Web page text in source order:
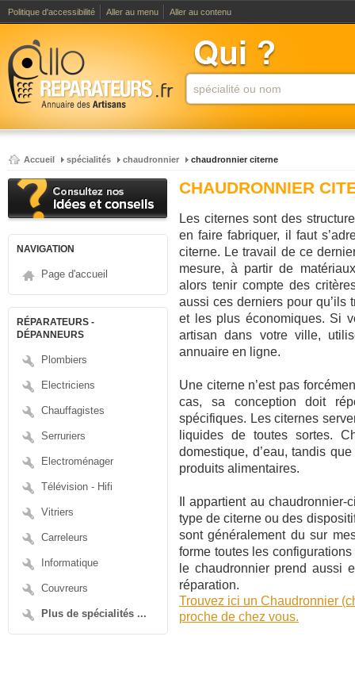
Politique d'accessibilité Aller au menu Aller au contenu
Accueil spécialités chaudronnier chaudronnier citerne
NAVIGATION
Page d'accueil
RÉPARATEURS -
DÉPANNEURS
Plombiers
Electriciens
Chauffagistes
Serruriers
Electroménager
Télévision - Hifi
Vitriers
Carreleurs
Informatique
Couvreurs
Plus de spécialités ...
CHAUDRONNIER
Les citernes sont des
en faire fabriquer, il faut
citerne. Le travail de ce
mesure, à partir de
alors tenir compte des
aussi ces derniers pour qu’ils
et les plus économiques. Si
artisan dans votre ville,
annuaire en ligne.
Une citerne n’est pas
cas, sa conception doit
spécifiques. Les citernes
liquides de toutes sortes.
domestique, d’eau, tandis
produits alimentaires.
Il appartient au
type de citerne ou des
sont généralement du sur
forme toutes les
le chaudronnier prend aussi
réparation.
Trouvez ici un Chaudronnier
proche de chez vous.